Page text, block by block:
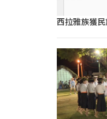
西拉雅族獲